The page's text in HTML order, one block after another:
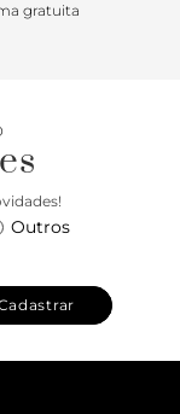
gratuita
Outros